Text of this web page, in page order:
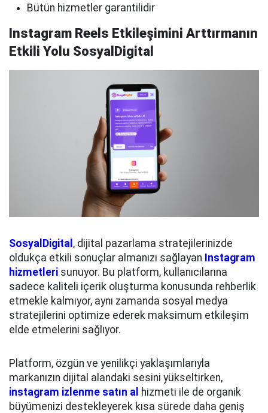
Bütün hizmetler garantilidir
Instagram Reels Etkileşimini Arttırmanın
Etkili Yolu SosyalDigital
SosyalDigital , dijital pazarlama stratejilerinizde
oldukça etkili sonuçlar almanızı sağlayan Instagram
hizmetleri sunuyor. Bu platform, kullanıcılarına
sadece kaliteli içerik oluşturma konusunda rehberlik
etmekle kalmıyor, aynı zamanda sosyal medya
stratejilerini optimize ederek maksimum etkileşim
elde etmelerini sağlıyor.
Platform, özgün ve yenilikçi yaklaşımlarıyla
markanızın dijital alandaki sesini yükseltirken,
instagram izlenme satın al hizmeti ile de organik
büyümenizi destekleyerek kısa sürede daha geniş